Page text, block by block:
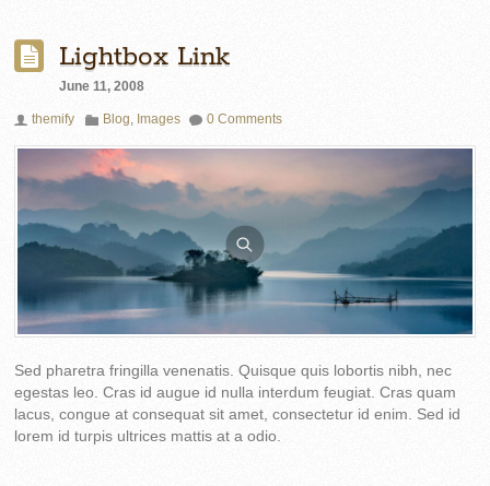
Lightbox Link
June 11, 2008
themify Blog Images 0 Comments
Sed pharetra fringilla venenatis. Quisque quis lobortis nibh, nec
egestas leo. Cras id augue id nulla interdum feugiat. Cras quam
lacus, congue at consequat sit amet, consectetur id enim. Sed id
lorem id turpis ultrices mattis at a odio.